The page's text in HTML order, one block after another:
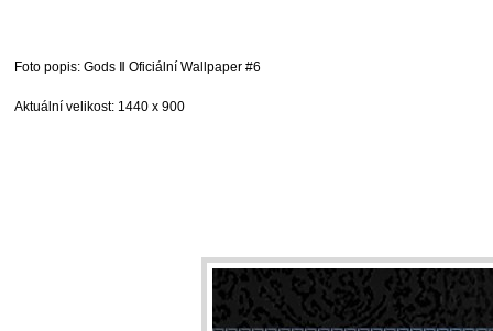
Foto popis: Gods Ⅱ Oficiální Wallpaper #6
Aktuální velikost: 1440 x 900